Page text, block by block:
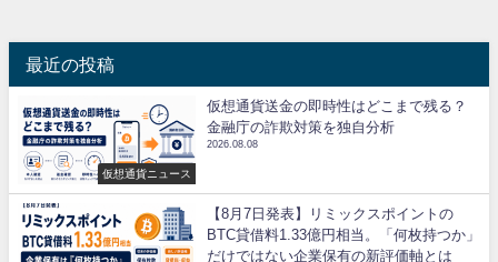
最近の投稿
仮想通貨ニュース
仮想通貨送金の即時性はどこまで残る？
金融庁の詐欺対策を独自分析
2026.08.08
【8月7日発表】リミックスポイントの
BTC貸借料1.33億円相当。「何枚持つか」
だけではない企業保有の新評価軸とは